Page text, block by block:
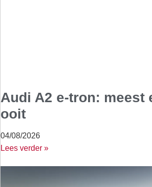
Audi A2 e-tron: meest
ooit
04/08/2026
Lees verder »